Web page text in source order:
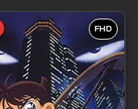
FHD